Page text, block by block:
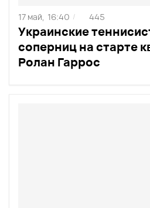
Украинские
соперниц на старте
Ролан Гаррос
17 май, 16:40 / 445